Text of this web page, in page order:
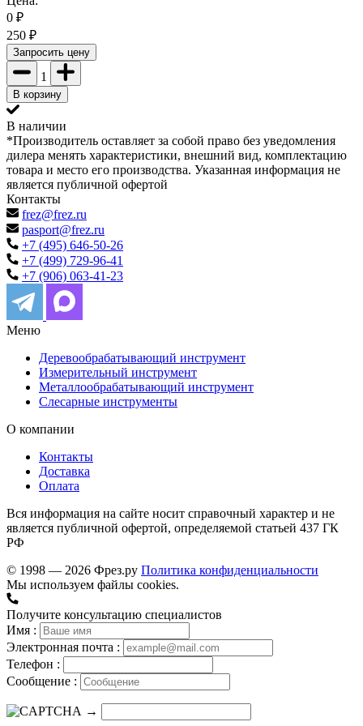
0 ₽
250 ₽
Запросить цену
1
В корзину
В наличии
*Производитель оставляет за собой право без уведомления
дилера менять характеристики, внешний вид, комплектацию
товара и место его производства. Указанная информация не
является публичной офертой
Контакты
frez@frez.ru
pasport@frez.ru
+7 (495) 646-50-26
+7 (499) 729-96-41
+7 (906) 063-41-23
Меню
Деревообрабатывающий инструмент
Измерительный инструмент
Металлообрабатывающий инструмент
Слесарные инструменты
О компании
Контакты
Доставка
Оплата
Вся информация на сайте носит справочный характер и не
является публичной офертой, определяемой статьей 437 ГК
РФ
© 1998 — 2026 Фрез.ру Политика конфиденциальности
Мы используем файлы cookies.
Получите консультацию специалистов
Имя :
Электронная почта :
Телефон :
Сообщение :
→